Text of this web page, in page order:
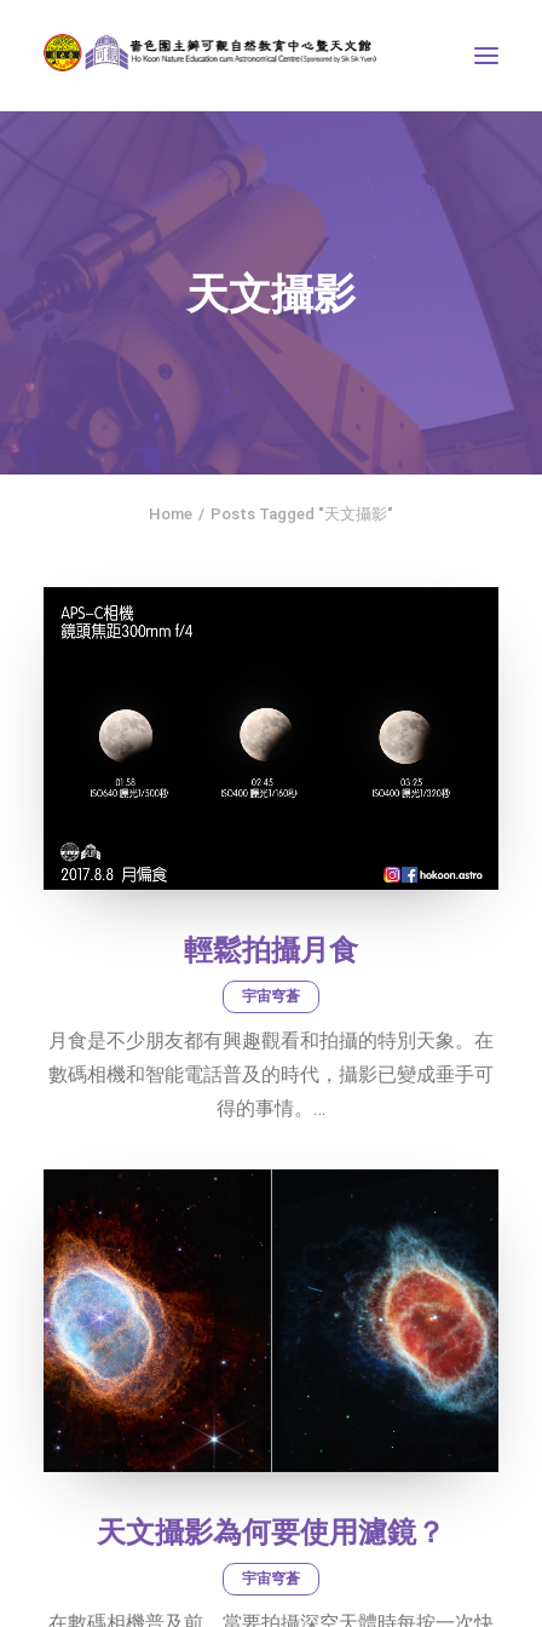
博物天地
比賽/專題計劃
SEARCH
社交平台
字型大小
天文攝影
Home Posts Tagged "天文攝影"
輕鬆拍攝月食
宇宙穹蒼
月食是不少朋友都有興趣觀看和拍攝的特別天象。在
數碼相機和智能電話普及的時代，攝影已變成垂手可
得的事情。…
天文攝影為何要使用濾鏡？
宇宙穹蒼